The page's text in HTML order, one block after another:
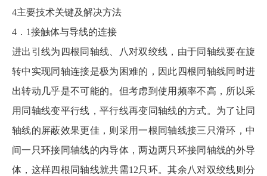
4主要技术关键及解决方法
4．1接触体与导线的连接
进出引线为四根同轴线、八对双绞线，由于同轴线要在旋
转中实现同轴连接是极为困难的，因此四根同轴线同时进
出转动几乎是不可能的。但考虑到使用频率不高，所以采
用同轴线变平行线，平行线再变同轴线的方式。为了让同
轴线的屏蔽效果更佳，则采用一根同轴线接三只滑环，中
间一只环接同轴线的内导体，两边两只环接同轴线的外导
体，这样四根同轴线就共需12只环。其余八对双绞线则分